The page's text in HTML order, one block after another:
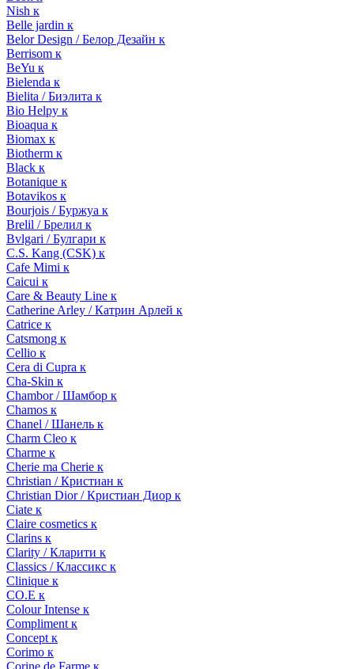
Nish к
Belle jardin к
Belor Design / Белор Дезайн к
Berrisom к
BeYu к
Bielenda к
Bielita / Биэлита к
Bio Helpy к
Bioaqua к
Biomax к
Biotherm к
Black к
Botanique к
Botavikos к
Bourjois / Буржуа к
Brelil / Брелил к
Bvlgari / Булгари к
C.S. Kang (CSK) к
Cafe Mimi к
Caicui к
Care & Beauty Line к
Catherine Arley / Катрин Арлей к
Catrice к
Catsmong к
Cellio к
Cera di Cupra к
Cha-Skin к
Chambor / Шамбор к
Chamos к
Chanel / Шанель к
Charm Cleo к
Charme к
Cherie ma Cherie к
Christian / Кристиан к
Christian Dior / Кристиан Диор к
Ciate к
Claire cosmetics к
Clarins к
Clarity / Кларити к
Classics / Классикс к
Clinique к
CO.E к
Colour Intense к
Compliment к
Concept к
Corimo к
Corine de Farme к